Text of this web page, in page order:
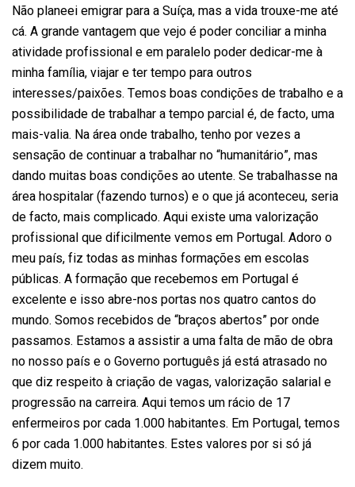
Não planeei emigrar para a Suíça, mas a vida trouxe-me até
cá. A grande vantagem que vejo é poder conciliar a minha
atividade profissional e em paralelo poder dedicar-me à
minha família, viajar e ter tempo para outros
interesses/paixões. Temos boas condições de trabalho e a
possibilidade de trabalhar a tempo parcial é, de facto, uma
mais-valia. Na área onde trabalho, tenho por vezes a
sensação de continuar a trabalhar no “humanitário”, mas
dando muitas boas condições ao utente. Se trabalhasse na
área hospitalar (fazendo turnos) e o que já aconteceu, seria
de facto, mais complicado. Aqui existe uma valorização
profissional que dificilmente vemos em Portugal. Adoro o
meu país, fiz todas as minhas formações em escolas
públicas. A formação que recebemos em Portugal é
excelente e isso abre-nos portas nos quatro cantos do
mundo. Somos recebidos de “braços abertos” por onde
passamos. Estamos a assistir a uma falta de mão de obra
no nosso país e o Governo português já está atrasado no
que diz respeito à criação de vagas, valorização salarial e
progressão na carreira. Aqui temos um rácio de 17
enfermeiros por cada 1.000 habitantes. Em Portugal, temos
6 por cada 1.000 habitantes. Estes valores por si só já
dizem muito.